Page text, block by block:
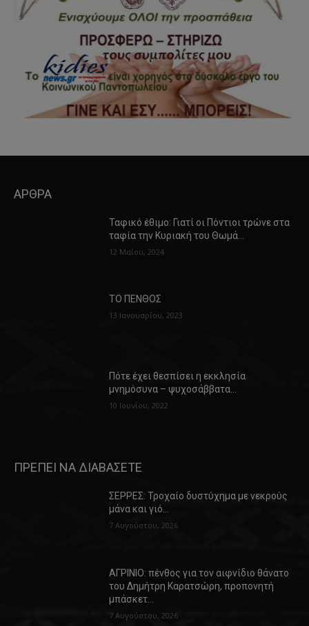
ΑΡΘΡΑ
Ταφικό έθιμο: Γιατί οι Πόντιοι τρώνε στα
ταφία την Κυριακή του Θωμά…
12 Μαΐου, 2024
ΤΟ ΠΕΝΘΟΣ
13 Ιανουαρίου, 2023
Πότε έχει θεσπίσει η εκκλησία
μνημόσυνα – ψυχοσάββατα…
10 Ιουνίου, 2022
ΠΡΕΠΕΙ ΝΑ ΔΙΑΒΑΣΕΤΕ
ΣΕΡΡΕΣ: Τροχαίο δυστύχημα με νεκρούς
μάνα και γιό…
7 Αυγούστου, 2026
ΑΓΡΙΝΙΟ: πένθος για τον αιφνίδιο θάνατο
του Δημήτρη Καρατσώρη, προπονητή
μπάσκετ…
7 Αυγούστου, 2026